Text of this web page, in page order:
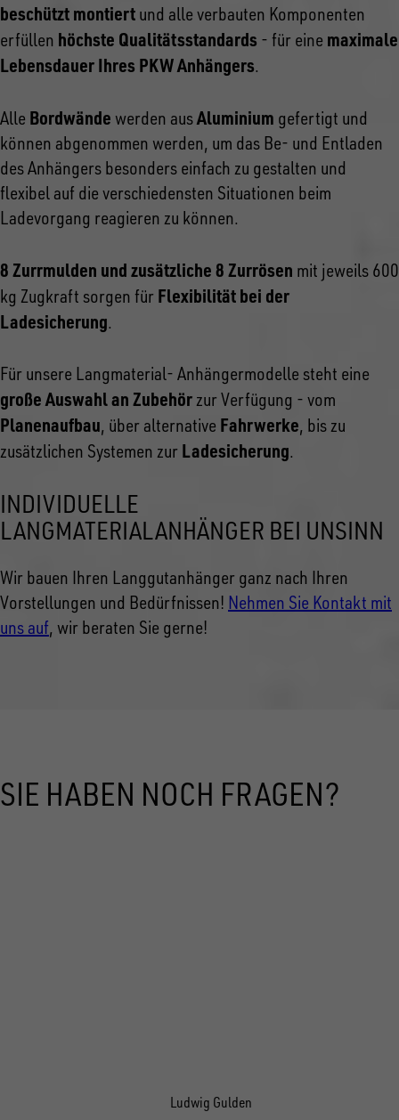
beschützt montiert und alle verbauten Komponenten
erfüllen höchste Qualitätsstandards - für eine maximale
Lebensdauer Ihres PKW Anhängers.
Alle Bordwände werden ausAluminium gefertigt und
können abgenommen werden, um das Be- und Entladen
des Anhängers besonders einfach zu gestalten und
flexibel auf die verschiedensten Situationen beim
Ladevorgang reagieren zu können.
8 Zurrmulden und zusätzliche 8 Zurrösen mit jeweils 600
kg Zugkraft sorgen für Flexibilität bei der
Ladesicherung.
Für unsere Langmaterial- Anhängermodelle steht eine
große Auswahl an Zubehör zur Verfügung - vom
Planenaufbau, über alternative Fahrwerke, bis zu
zusätzlichen Systemen zur Ladesicherung.
INDIVIDUELLE
LANGMATERIALANHÄNGER BEI UNSINN
Wir bauen Ihren Langgutanhänger ganz nach Ihren
Vorstellungen und Bedürfnissen! Nehmen Sie Kontakt mit
uns auf, wir beraten Sie gerne!
SIE HABEN NOCH FRAGEN?
Ludwig Gulden